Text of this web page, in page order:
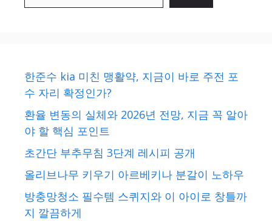
한준수 kia 미친 맹활약, 지금이 바로 주전 포
수 자리 확정인가?
환율 변동의 실체와 2026년 전망, 지금 꼭 알아
야 할 핵심 포인트
초간단 부추무침 3단계 레시피 공개
올리브나무 키우기 아르베키나 분갈이 노하우
방충망청소 필수템 스퀴지와 이 아이로 창틀까
지 깔끔하게